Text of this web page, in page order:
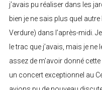
j’avais pu réaliser dans les
bien je ne sais plus quel
Verdure) dans l’après-midi.
le trac que j’avais, mais je
assez de m’avoir donné
un concert exceptionnel au